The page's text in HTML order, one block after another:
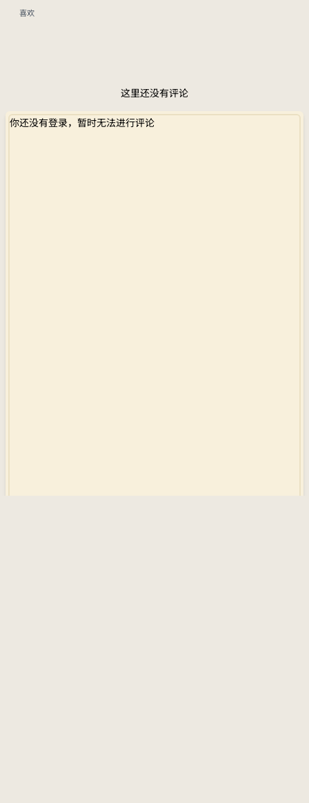
喜欢
这里还没有评论
你还没有登录，暂时无法进行评论